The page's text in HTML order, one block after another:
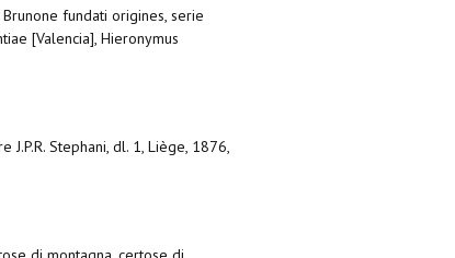
Brunone fundati origines, serie
[Valencia], Hieronymus
Stephani, dl. 1, Liège, 1876,